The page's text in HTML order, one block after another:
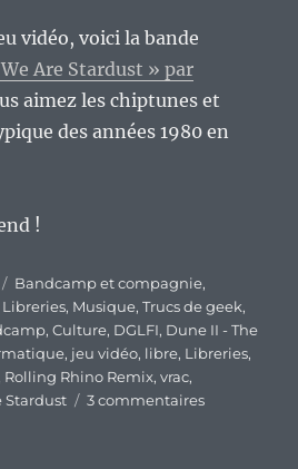
vidéo, voici la bande
Are Stardust » par
aimez les chiptunes et
des années 1980 en
!
Catégories
Bandcamp et compagnie,
Libreries, Musique,Trucs de geek,
,Culture, DGLFI, Dune II - The
, jeu vidéo, libre, Libreries,
Rolling Rhino Remix,vrac,
Stardust 3 commentairessur